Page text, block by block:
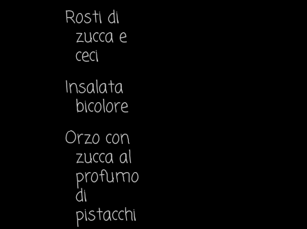
Rosti di
zucca e
ceci
Insalata
bicolore
Orzo con
zucca al
profumo
di
pistacchi